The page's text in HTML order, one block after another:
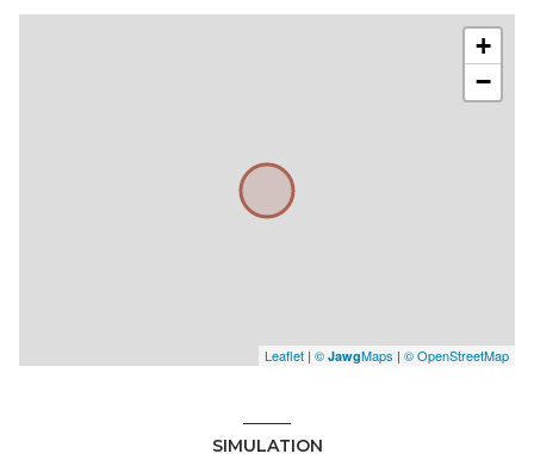
+
−
Leaflet | © JawgMaps | © OpenStreetMap
SIMULATION